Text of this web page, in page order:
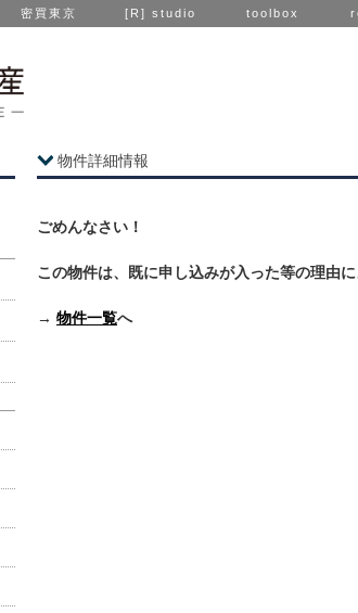
密買東京 [R] studio toolbox
物件詳細情報
ごめんなさい！
この物件は、既に申し込みが入った等の理由
→ 物件一覧へ